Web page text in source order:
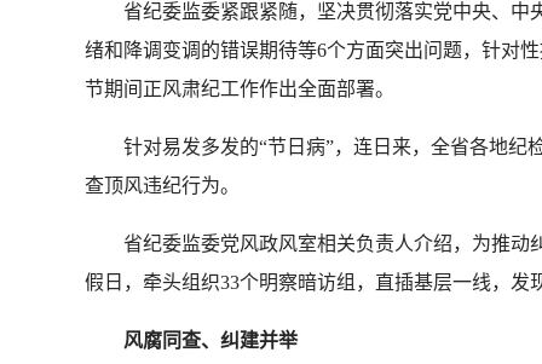
省纪委监委紧跟紧随，坚决贯彻落实党中央、中
绪和降调变调的错误期待等6个方面突出问题，针对
节期间正风肃纪工作作出全面部署。
针对易发多发的“节日病”，连日来，全省各地纪
查顶风违纪行为。
省纪委监委党风政风室相关负责人介绍，为推动
假日，牵头组织33个明察暗访组，直插基层一线，发
风腐同查、纠建并举